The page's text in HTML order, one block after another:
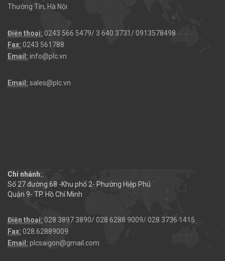
Thường Tín, Hà Nội
Điện thoại: 0243 566 5479/ 3 640 3731/ 0913578498
Fax: 0243 561788
Email: info@plc.vn
Email: sales@plc.vn
Chi nhánh:
Số 27 đường 68 -Khu phố 2- Phường Hiệp Phú
Quận 9- TP. Hồ Chí Minh
Điện thoại: 028 3897 3890/ 028 6288 9009/ 028 3736 1415
Fax: 028.62889009
Email: plcsaigon@gmail.com